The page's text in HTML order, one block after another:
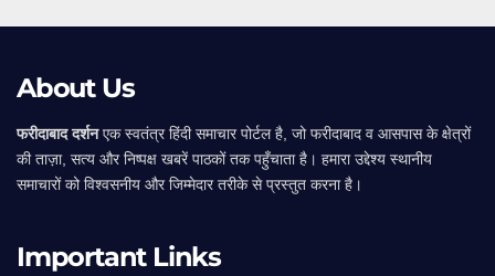
About Us
फरीदाबाद दर्शनएक स्वतंत्र हिंदी समाचार पोर्टल है, जो फरीदाबाद व आसपास के क्षेत्रों
की ताज़ा, सत्य और निष्पक्ष खबरें पाठकों तक पहुँचाता है। हमारा उद्देश्य स्थानीय
समाचारों को विश्वसनीय और जिम्मेदार तरीके से प्रस्तुत करना है।
Important Links